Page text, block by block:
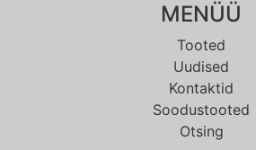
MENÜÜ
Tooted
Uudised
Kontaktid
Soodustooted
Otsing